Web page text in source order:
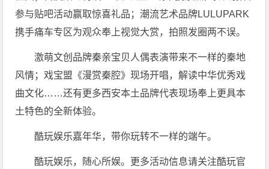
参与贴吧活动赢取惊喜礼品；潮流艺术品牌LULUPARK
携手痛车专区为观众奉上视觉大赏，拍照发圈两不误。
激萌文创品牌秦亲宝贝人偶表演带来不一样的秦地
风情；戏宝盟《漫赏秦腔》现场开唱，解读中华优秀戏
曲文化……还有更多西安本土品牌代表现场奉上更具本
土特色的全新体验。
酷玩娱乐嘉年华，带你玩转不一样的端午。
酷玩娱乐，随心所娱。更多活动信息请关注酷玩官